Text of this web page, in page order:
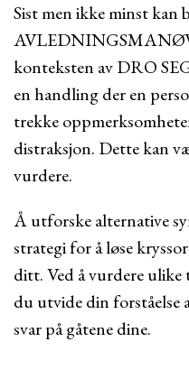
Sist men ikke minst kan
konteksten av DRO
en handling der en
trekke
distraksjon. Dette kan
vurdere.
Å utforske alternative
strategi for å løse
ditt. Ved å vurdere
du utvide din forståelse
svar på gåtene dine.